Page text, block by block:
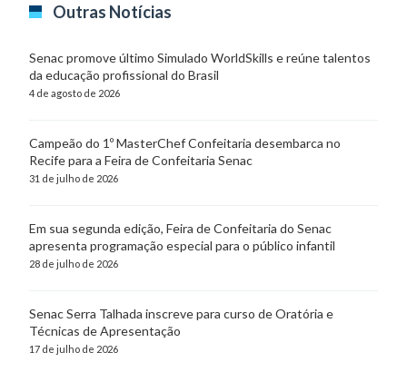
Outras Notícias
Senac promove último Simulado WorldSkills e reúne talentos
da educação profissional do Brasil
4 de agosto de 2026
Campeão do 1º MasterChef Confeitaria desembarca no
Recife para a Feira de Confeitaria Senac
31 de julho de 2026
Em sua segunda edição, Feira de Confeitaria do Senac
apresenta programação especial para o público infantil
28 de julho de 2026
Senac Serra Talhada inscreve para curso de Oratória e
Técnicas de Apresentação
17 de julho de 2026